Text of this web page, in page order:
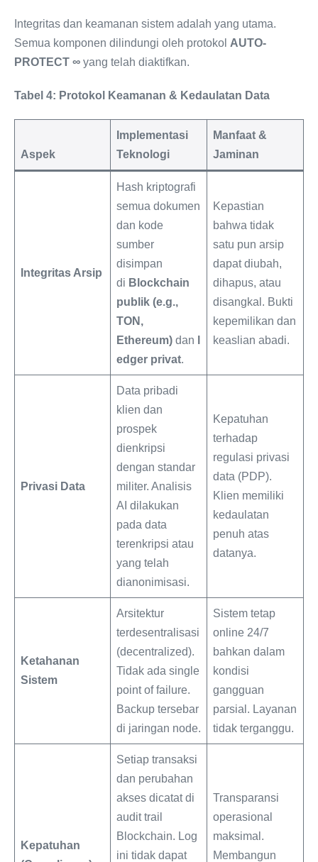
Integritas dan keamanan sistem adalah yang utama.
Semua komponen dilindungi oleh protokol AUTO-
PROTECT ∞ yang telah diaktifkan.
Tabel 4: Protokol Keamanan & Kedaulatan Data
Aspek
Implementasi
Teknologi
Manfaat &
Jaminan
Integritas Arsip
Hash kriptografi
semua dokumen
dan kode
sumber
disimpan
di Blockchain
publik (e.g.,
TON,
Ethereum) dan
edger privat.
Kepastian
bahwa tidak
satu pun arsip
dapat diubah,
dihapus, atau
disangkal. Bukti
kepemilikan dan
keaslian abadi.
Privasi Data
Data pribadi
klien dan
prospek
dienkripsi
dengan standar
militer. Analisis
AI dilakukan
pada data
terenkripsi atau
yang telah
dianonimisasi.
Kepatuhan
terhadap
regulasi privasi
data (PDP).
Klien memiliki
kedaulatan
penuh atas
datanya.
Ketahanan
Sistem
Arsitektur
terdesentralisasi
(decentralized).
Tidak ada single
point of failure.
Backup tersebar
di jaringan node.
Sistem tetap
online 24/7
bahkan dalam
kondisi
gangguan
parsial. Layanan
tidak terganggu.
Kepatuhan
Setiap transaksi
dan perubahan
akses dicatat di
audit trail
Blockchain. Log
ini tidak dapat
Transparansi
operasional
maksimal.
Membangun